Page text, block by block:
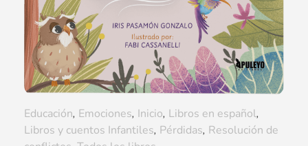
Educación, Emociones, Inicio, Libros en español,
Libros y cuentos Infantiles, Pérdidas, Resolución de